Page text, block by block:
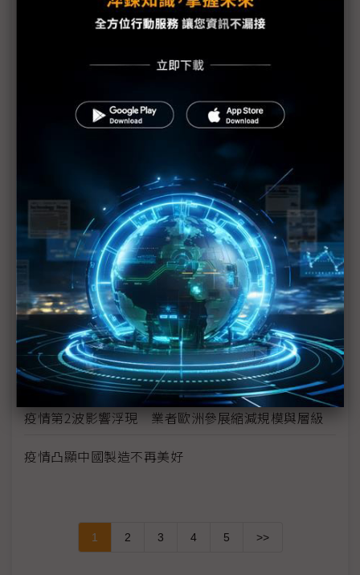
蘋果示警下修1Q20財測 RF元件與記憶體供應商也
美日韓等42國一致同意 強化半導體技術出口管制
（Daily Issue）供應鏈全球化重新布局 中國世界工
廠地位仍有其重
手機供應鏈砍單已不可免 台系IC設計2Q業績承壓
疫情衝擊5G手機短期出貨 超薄型FoD封測放量延至
下半年
供需趨緊造成短期漲價 華新科非中國廠區稼動率滿
載
華為晶片自主阻力一波波 轉單中芯營運風險增
疫情第2波影響浮現 業者歐洲參展縮減規模與層級
疫情凸顯中國製造不再美好
1 2 3 4 5 >>